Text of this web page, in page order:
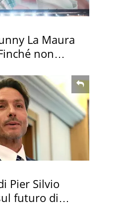
La Maura
non
Pier Silvio
futuro di